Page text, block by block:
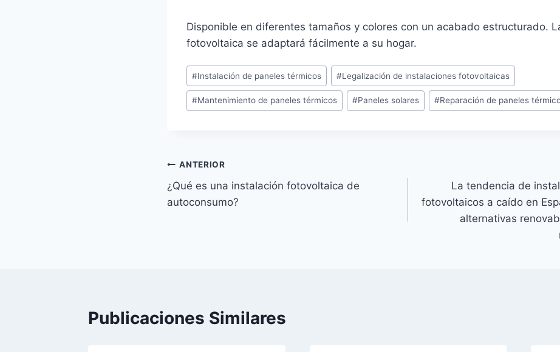
Disponible en diferentes tamaños y colores con un acabado estructurado.
fotovoltaica se adaptará fácilmente a su hogar.
Etiquetas
de
la
#Instalación de paneles térmicos #Legalización de instalaciones fotovoltaicas
#Mantenimiento de paneles térmicos #Paneles solares #Reparación de paneles
Navegación
de
ANTERIOR
¿Qué es una instalación fotovoltaica de
autoconsumo?
La tendencia de
fotovoltaicos a caído en
alternativas
Publicaciones Similares